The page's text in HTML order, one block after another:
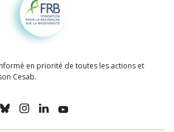
en priorité de toutes les actions et
Cesab.